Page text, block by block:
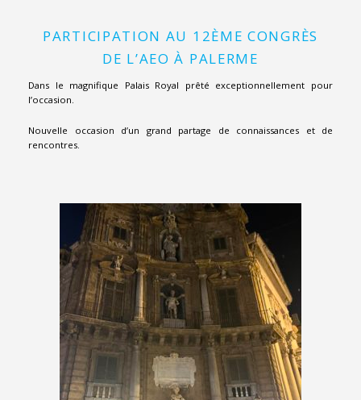
PARTICIPATION AU 12ÈME CONGRÈS
DE L’AEO À PALERME
Dans le magnifique Palais Royal prêté exceptionnellement pour
l’occasion.
Nouvelle occasion d’un grand partage de connaissances et de
rencontres.